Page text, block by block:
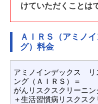
けていただくことは
ＡＩＲＳ（アミノ
グ）料金
アミノインデックス リ
ング（ＡＩＲＳ）＝
がんリスクスクリーニン
＋生活習慣病リスクス